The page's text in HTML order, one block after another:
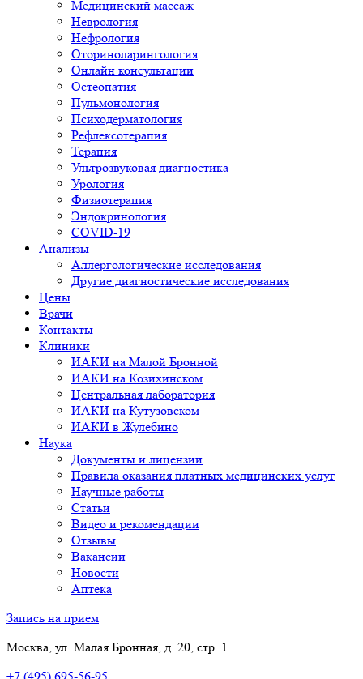
Медицинский массаж
Неврология
Нефрология
Оториноларингология
Онлайн консультации
Остеопатия
Пульмонология
Психодерматология
Рефлексотерапия
Терапия
Ультрозвуковая диагностика
Урология
Физиотерапия
Эндокринология
COVID-19
Анализы
Аллергологические исследования
Другие диагностические исследования
Цены
Врачи
Контакты
Клиники
ИАКИ на Малой Бронной
ИАКИ на Козихинском
Центральная лаборатория
ИАКИ на Кутузовском
ИАКИ в Жулебино
Наука
Документы и лицензии
Правила оказания платных медицинских услуг
Научные работы
Статьи
Видео и рекомендации
Отзывы
Вакансии
Новости
Аптека
Запись на прием
Москва, ул. Малая Бронная, д. 20, стр. 1